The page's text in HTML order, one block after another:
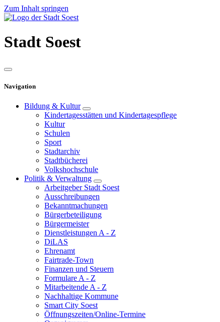
Zum Inhalt springen
Stadt Soest
Navigation
Bildung & Kultur
Kindertagesstätten und Kindertagespflege
Kultur
Schulen
Sport
Stadtarchiv
Stadtbücherei
Volkshochschule
Politik & Verwaltung
Arbeitgeber Stadt Soest
Ausschreibungen
Bekanntmachungen
Bürgerbeteiligung
Bürgermeister
Dienstleistungen A - Z
DiLAS
Ehrenamt
Fairtrade-Town
Finanzen und Steuern
Formulare A - Z
Mitarbeitende A - Z
Nachhaltige Kommune
Smart City Soest
Öffnungszeiten/Online-Termine